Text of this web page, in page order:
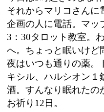
それからマリコさんに
企画の人に電話。マッ
3：30タロット教室。
へ。ちょっと眠いけど
夜はいつも通りの薬。
キシル、ハルシオン１
酒。すんなり眠れたの
お祈り12日。